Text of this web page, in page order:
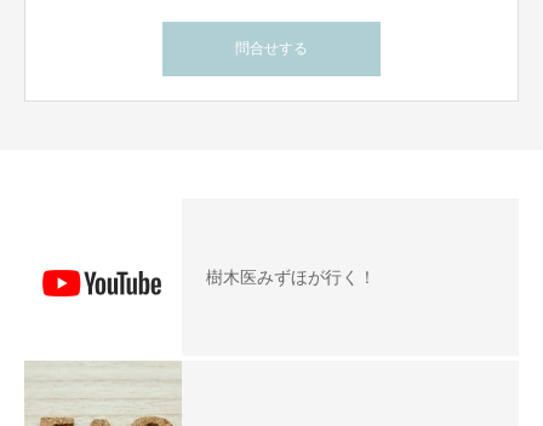
問合せする
樹木医みずほが行く！